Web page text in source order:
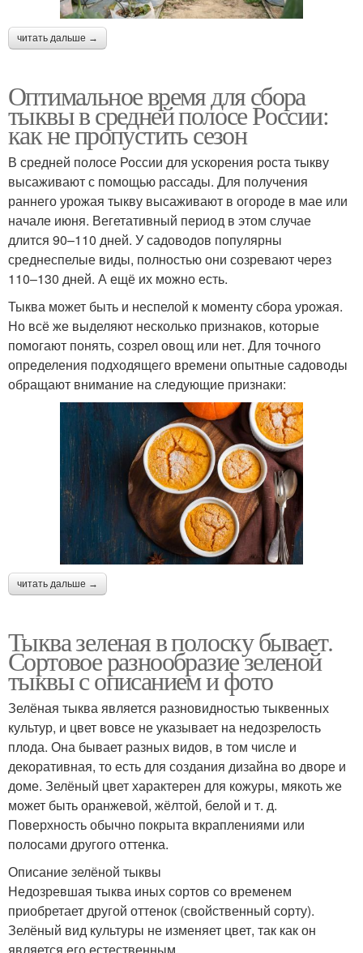
читать дальше →
Оптимальное время для сбора
тыквы в средней полосе России:
как не пропустить сезон
В средней полосе России для ускорения роста тыкву
высаживают с помощью рассады. Для получения
раннего урожая тыкву высаживают в огороде в мае или
начале июня. Вегетативный период в этом случае
длится 90–110 дней. У садоводов популярны
среднеспелые виды, полностью они созревают через
110–130 дней. А ещё их можно есть.
Тыква может быть и неспелой к моменту сбора урожая.
Но всё же выделяют несколько признаков, которые
помогают понять, созрел овощ или нет. Для точного
определения подходящего времени опытные садоводы
обращают внимание на следующие признаки:
читать дальше →
Тыква зеленая в полоску бывает.
Сортовое разнообразие зеленой
тыквы с описанием и фото
Зелёная тыква является разновидностью тыквенных
культур, и цвет вовсе не указывает на недозрелость
плода. Она бывает разных видов, в том числе и
декоративная, то есть для создания дизайна во дворе и
доме. Зелёный цвет характерен для кожуры, мякоть же
может быть оранжевой, жёлтой, белой и т. д.
Поверхность обычно покрыта вкраплениями или
полосами другого оттенка.
Описание зелёной тыквы
Недозревшая тыква иных сортов со временем
приобретает другой оттенок (свойственный сорту).
Зелёный вид культуры не изменяет цвет, так как он
является его естественным.